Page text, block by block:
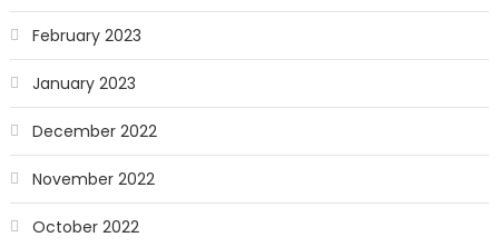
February 2023
January 2023
December 2022
November 2022
October 2022